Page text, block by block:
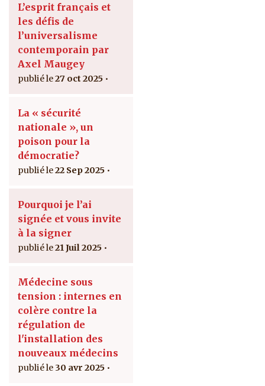
L’esprit français et
les défis de
l’universalisme
contemporain par
Axel Maugey
27 oct 2025
La « sécurité
nationale », un
poison pour la
démocratie?
22 Sep 2025
Pourquoi je l’ai
signée et vous invite
à la signer
21 Juil 2025
Médecine sous
tension : internes en
colère contre la
régulation de
l'installation des
nouveaux médecins
30 avr 2025